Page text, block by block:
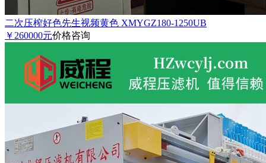
二次压榨好色先生视频黄色 XMYGZ180-1250UB
￥260000元价格咨询